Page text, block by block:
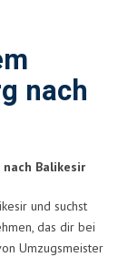
nach
nach Balikesir
und suchst
das dir bei
Umzugsmeister